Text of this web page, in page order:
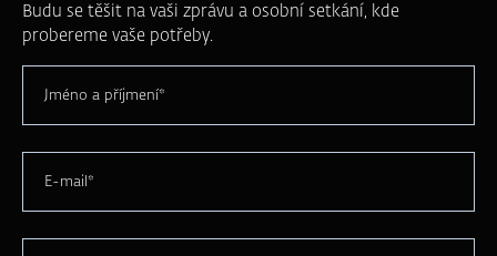
Budu se těšit na vaši zprávu a osobní setkání, kde
probereme vaše potřeby.
Jméno a příjmení*
E-mail*